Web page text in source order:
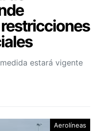
estará vigente
Aerolíneas